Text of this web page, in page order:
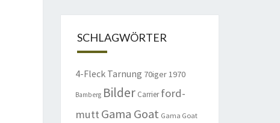
SCHLAGWÖRTER
4-Fleck Tarnung 70iger1970
Bamberg Bilder Carrier ford-
mutt Gama Goat Gama Goat